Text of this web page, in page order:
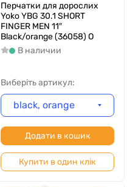
Перчатки для дорослих
Yoko YBG 30.1 SHORT
FINGER MEN 11″
Black/orange (36058) O
В наличии
Виберіть артикул:
black, orange
Додати в кошик
Купити в один клік